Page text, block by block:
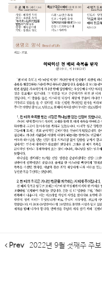
Prev 2022년 9월 첫째주 주보